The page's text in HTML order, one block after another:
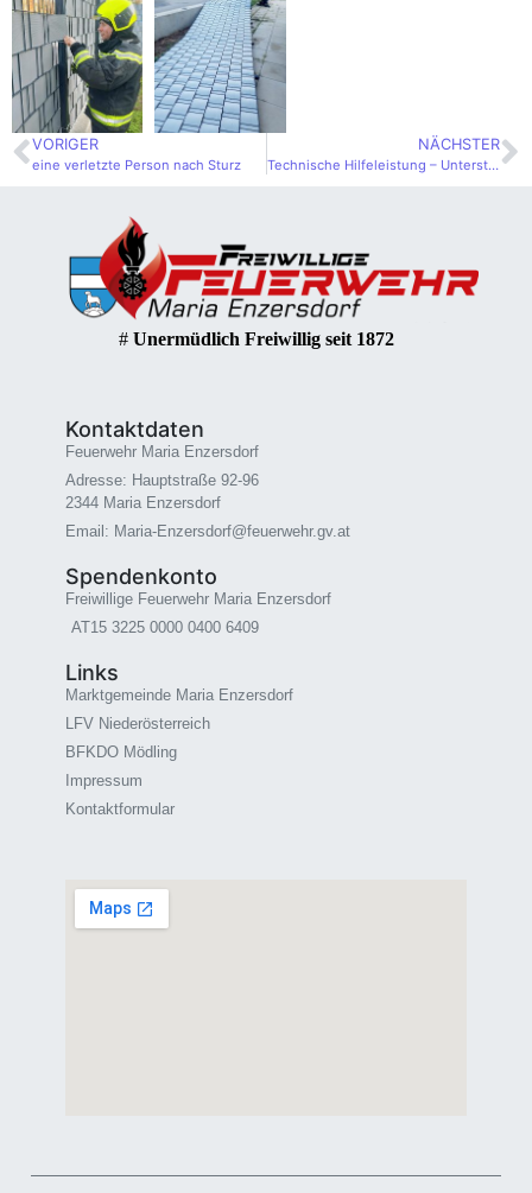
VORIGER
eine verletzte Person nach Sturz
NÄCHSTER
Technische Hilfeleistung – Unterstützung für die Polizei
# Unermüdlich Freiwillig seit 1872
Kontaktdaten
Feuerwehr Maria Enzersdorf
Adresse: Hauptstraße 92-96
2344 Maria Enzersdorf
Email: Maria-Enzersdorf@feuerwehr.gv.at
Spendenkonto
Freiwillige Feuerwehr Maria Enzersdorf
AT15 3225 0000 0400 6409
Links
Marktgemeinde Maria Enzersdorf
LFV Niederösterreich
BFKDO Mödling
Impressum
Kontaktformular